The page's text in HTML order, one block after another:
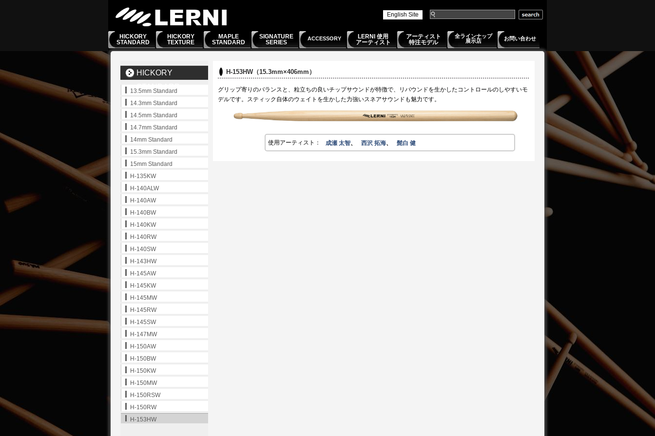
English Site
HICKORY
STANDARD
HICKORY
TEXTURE
MAPLE
STANDARD
SIGNATURE
SERIES
ACCESSORY
LERNI 使用
アーティスト
アーティスト
特注モデル
全ラインナップ
展示店
お問い合わせ
H-153HW（15.3mm×406mm）
グリップ寄りのバランスと、粒立ちの良いチップサウンドが特徴で、リバウンドを生かしたコントロールのしやすいモ
デルです。スティック自体のウェイトを生かした力強いスネアサウンドも魅力です。
使用アーティスト： 成瀬 太智、 西沢 拓海、 髭白 健
HICKORY
STANDARD
SERIES
13.5mm Standard
14.3mm Standard
14.5mm Standard
14.7mm Standard
14mm Standard
15.3mm Standard
15mm Standard
H-135KW
H-140ALW
H-140AW
H-140BW
H-140KW
H-140RW
H-140SW
H-143HW
H-145AW
H-145KW
H-145MW
H-145RW
H-145SW
H-147MW
H-150AW
H-150BW
H-150KW
H-150MW
H-150RSW
H-150RW
H-153HW